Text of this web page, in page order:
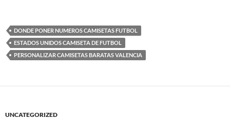
DONDE PONER NUMEROS CAMISETAS FUTBOL
ESTADOS UNIDOS CAMISETA DE FUTBOL
PERSONALIZAR CAMISETAS BARATAS VALENCIA
UNCATEGORIZED